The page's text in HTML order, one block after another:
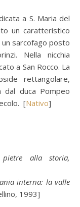
a S. Maria del
un caratteristico
sarcofago posto
Nella nicchia
a San Rocco. La
rettangolare,
dal duca Pompeo
[Nativo]
pietre alla storia,
interna: la valle
1993]